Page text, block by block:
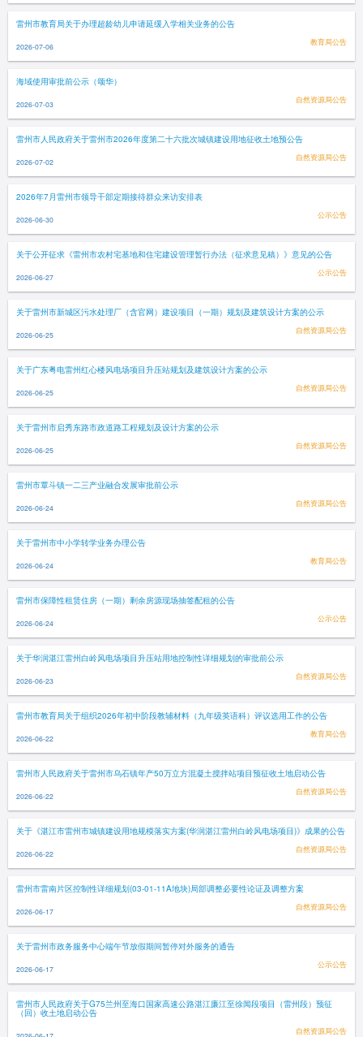
雷州市教育局关于办理超龄幼儿申请延缓入学相关业务的公告
2026-07-06 教育局公告
海域使用审批前公示（颂华）
2026-07-03 自然资源局公告
雷州市人民政府关于雷州市2026年度第二十六批次城镇建设用地征收土地预公告
2026-07-02 自然资源局公告
2026年7月雷州市领导干部定期接待群众来访安排表
2026-06-30 公示公告
关于公开征求《雷州市农村宅基地和住宅建设管理暂行办法（征求意见稿）》意见的公告
2026-06-27 公示公告
关于雷州市新城区污水处理厂（含官网）建设项目（一期）规划及建筑设计方案的公示
2026-06-25 自然资源局公告
关于广东粤电雷州红心楼风电场项目升压站规划及建筑设计方案的公示
2026-06-25 自然资源局公告
关于雷州市启秀东路市政道路工程规划及设计方案的公示
2026-06-25 自然资源局公告
雷州市覃斗镇一二三产业融合发展审批前公示
2026-06-24 自然资源局公告
关于雷州市中小学转学业务办理公告
2026-06-24 教育局公告
雷州市保障性租赁住房（一期）剩余房源现场抽签配租的公告
2026-06-24 公示公告
关于华润湛江雷州白岭风电场项目升压站用地控制性详细规划的审批前公示
2026-06-23 自然资源局公告
雷州市教育局关于组织2026年初中阶段教辅材料（九年级英语科）评议选用工作的公告
2026-06-22 教育局公告
雷州市人民政府关于雷州市乌石镇年产50万立方混凝土搅拌站项目预征收土地启动公告
2026-06-22 自然资源局公告
关于《湛江市雷州市城镇建设用地规模落实方案(华润湛江雷州白岭风电场项目)》成果的公告
2026-06-22 自然资源局公告
雷州市雷南片区控制性详细规划(03-01-11A地块)局部调整必要性论证及调整方案
2026-06-17 自然资源局公告
关于雷州市政务服务中心端午节放假期间暂停对外服务的通告
2026-06-17 公示公告
雷州市人民政府关于G75兰州至海口国家高速公路湛江廉江至徐闻段项目（雷州段）预征
（回）收土地启动公告
自然资源局公告